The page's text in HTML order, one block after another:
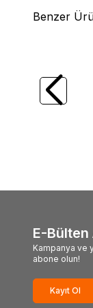
Benzer
S732UL
223cm
E-
Kampanya ve
abone olun!
Kayıt Ol